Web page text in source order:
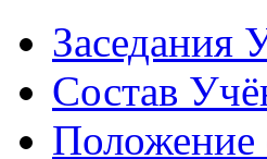
Заседания
Состав
Положение